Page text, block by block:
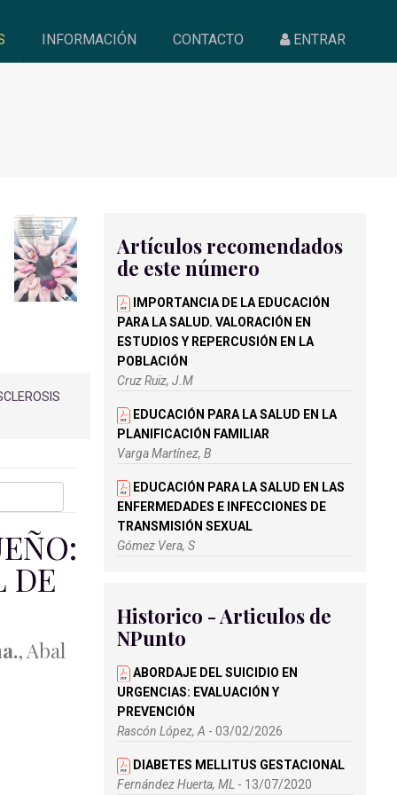
INFORMACIÓN CONTACTO ENTRAR
DE
, Abal
Artículos recomendados
de este número
IMPORTANCIA DE LA EDUCACIÓN
PARA LA SALUD. VALORACIÓN EN
ESTUDIOS Y REPERCUSIÓN EN LA
POBLACIÓN
Cruz Ruiz, J.M
EDUCACIÓN PARA LA SALUD EN LA
PLANIFICACIÓN FAMILIAR
Varga Martínez, B
EDUCACIÓN PARA LA SALUD EN LAS
ENFERMEDADES E INFECCIONES DE
TRANSMISIÓN SEXUAL
Gómez Vera, S
ESCOLAR. DEL DESARROLLO DE LA
POLÍTICA DE INTERVENCIÓN A LOS
Cruz Ruiz, J.M
EDUCACIÓN PARA LA SALUD Y
PREVALENCIA DE PROBLEMAS
Calvo Aguado, V
Historico - Articulos de
NPunto
ABORDAJE DEL SUICIDIO EN
URGENCIAS: EVALUACIÓN Y
PREVENCIÓN
Rascón López, A - 03/02/2026
DIABETES MELLITUS GESTACIONAL
Fernández Huerta, ML - 13/07/2020